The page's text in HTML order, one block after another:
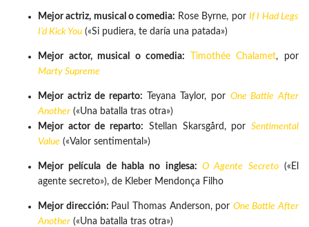
Mejor actriz, musical o comedia: Rose Byrne, por If I Had Legs
I’d Kick You («Si pudiera, te daría una patada»)
Mejor actor, musical o comedia: Timothée Chalamet, por
Marty Supreme
Mejor actriz de reparto: Teyana Taylor, por One Battle After
Another («Una batalla tras otra»)
Mejor actor de reparto: Stellan Skarsgård, porSentimental
Value («Valor sentimental»)
Mejor película de habla no inglesa: O Agente Secreto(«El
agente secreto»), de Kleber Mendonça Filho
Mejor dirección: Paul Thomas Anderson, por One Battle After
Another («Una batalla tras otra»)